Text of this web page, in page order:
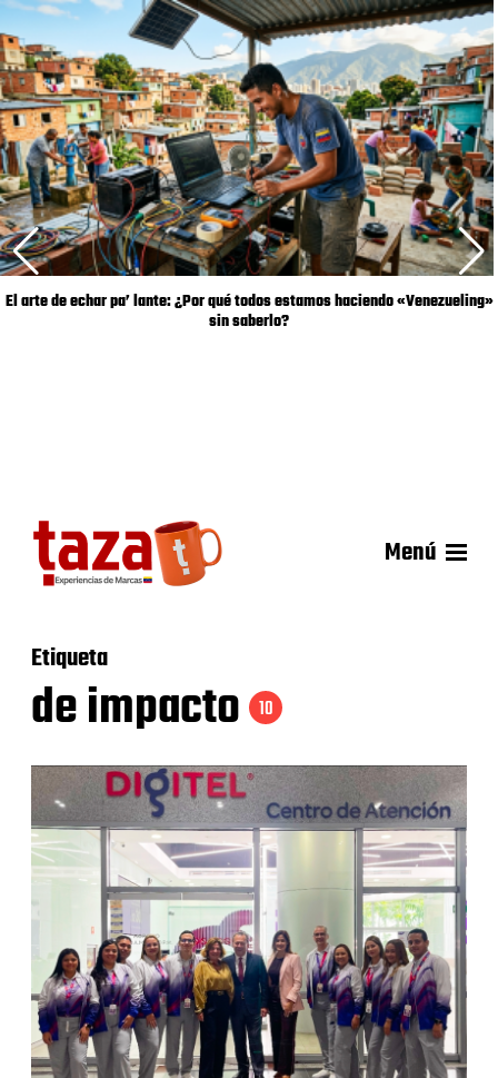
El arte de echar pa’ lante: ¿Por qué todos estamos haciendo «Venezueling»
sin saberlo?
Menú
Etiqueta
de impacto 10